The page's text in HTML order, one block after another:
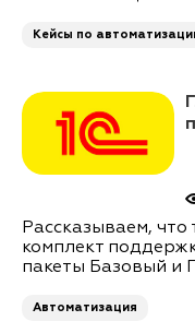
Кейсы по
Рассказываем, что
комплект
пакеты Базовый и
Автоматизация